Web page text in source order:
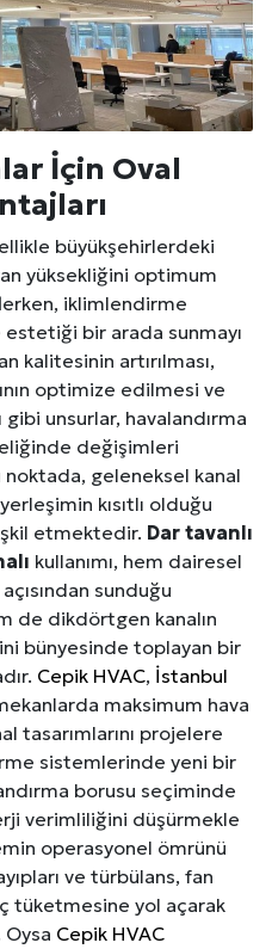
İçin Oval
büyükşehirlerdeki
yüksekliğini optimum
iklimlendirme
bir arada sunmayı
kalitesinin artırılması,
optimize edilmesi ve
unsurlar, havalandırma
değişimleri
geleneksel kanal
kısıtlı olduğu
etmektedir. Dar tavanlı
kullanımı, hem dairesel
sunduğu
de dikdörtgen kanalın
bünyesinde toplayan bir
Cepik HVAC, İstanbul
maksimum hava
tasarımlarını projelere
sistemlerinde yeni bir
borusu seçiminde
verimliliğini düşürmekle
operasyonel ömrünü
ve türbülans, fan
tüketmesine yol açarak
Cepik HVAC